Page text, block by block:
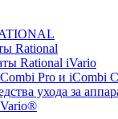
Rational
Rational iVario
Pro и iCombi
ухода за